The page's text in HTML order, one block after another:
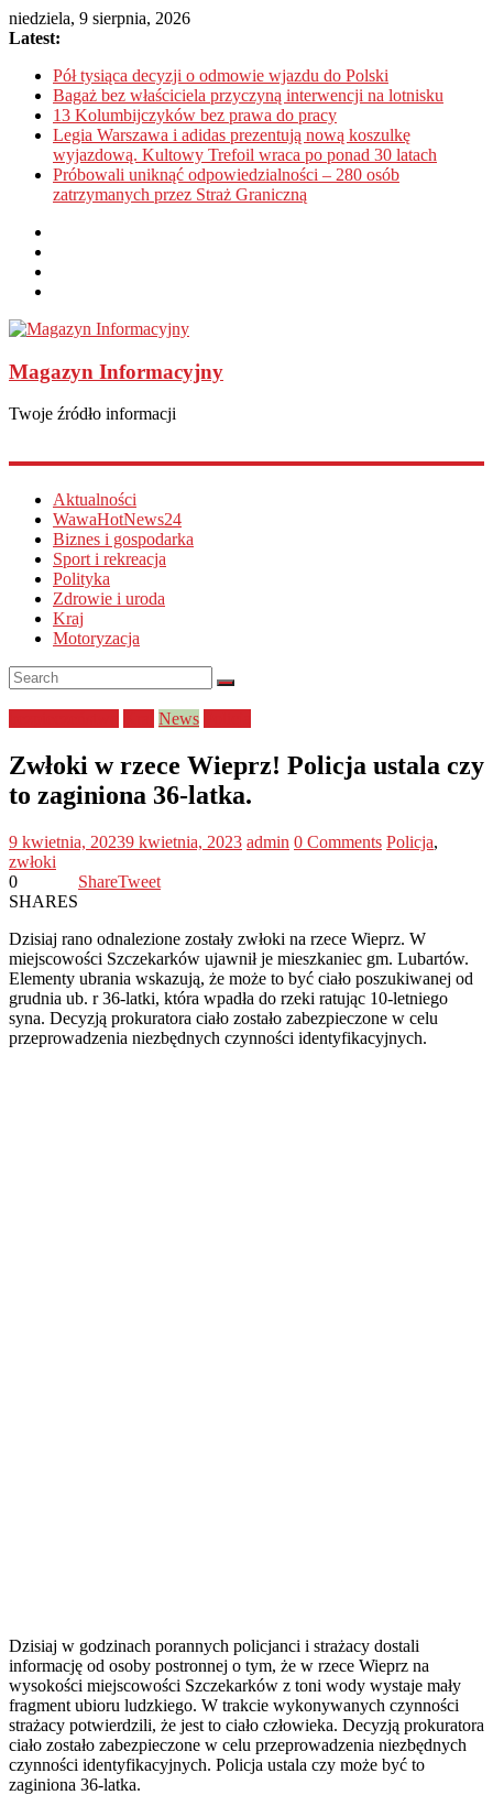
niedziela, 9 sierpnia, 2026
Latest:
Pół tysiąca decyzji o odmowie wjazdu do Polski
Bagaż bez właściciela przyczyną interwencji na lotnisku
13 Kolumbijczyków bez prawa do pracy
Legia Warszawa i adidas prezentują nową koszulkę
wyjazdową. Kultowy Trefoil wraca po ponad 30 latach
Próbowali uniknąć odpowiedzialności – 280 osób
zatrzymanych przez Straż Graniczną
Magazyn Informacyjny
Twoje źródło informacji
Aktualności
WawaHotNews24
Biznes i gospodarka
Sport i rekreacja
Polityka
Zdrowie i uroda
Kraj
Motoryzacja
News
Zwłoki w rzece Wieprz! Policja ustala czy
to zaginiona 36-latka.
9 kwietnia, 20239 kwietnia, 2023 admin 0 Comments Policja,
zwłoki
0
SHARES
ShareTweet
Dzisiaj rano odnalezione zostały zwłoki na rzece Wieprz. W
miejscowości Szczekarków ujawnił je mieszkaniec gm. Lubartów.
Elementy ubrania wskazują, że może to być ciało poszukiwanej od
grudnia ub. r 36-latki, która wpadła do rzeki ratując 10-letniego
syna. Decyzją prokuratora ciało zostało zabezpieczone w celu
przeprowadzenia niezbędnych czynności identyfikacyjnych.
Dzisiaj w godzinach porannych policjanci i strażacy dostali
informację od osoby postronnej o tym, że w rzece Wieprz na
wysokości miejscowości Szczekarków z toni wody wystaje mały
fragment ubioru ludzkiego. W trakcie wykonywanych czynności
strażacy potwierdzili, że jest to ciało człowieka. Decyzją prokuratora
ciało zostało zabezpieczone w celu przeprowadzenia niezbędnych
czynności identyfikacyjnych. Policja ustala czy może być to
zaginiona 36-latka.